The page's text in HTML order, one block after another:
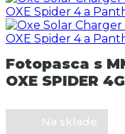
Fotopasca s
OXE SPIDER
Na sklade